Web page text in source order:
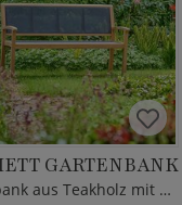
GARTENBANK
Gartenbank aus Teakholz mit Armlehnen